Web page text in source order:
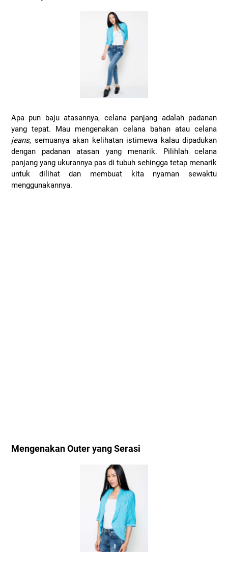
Apa pun baju atasannya, celana panjang adalah padanan
yang tepat. Mau mengenakan celana bahan atau celana
jeans, semuanya akan kelihatan istimewa kalau dipadukan
dengan padanan atasan yang menarik. Pilihlah celana
panjang yang ukurannya pas di tubuh sehingga tetap menarik
untuk dilihat dan membuat kita nyaman sewaktu
menggunakannya.
Mengenakan Outer yang Serasi